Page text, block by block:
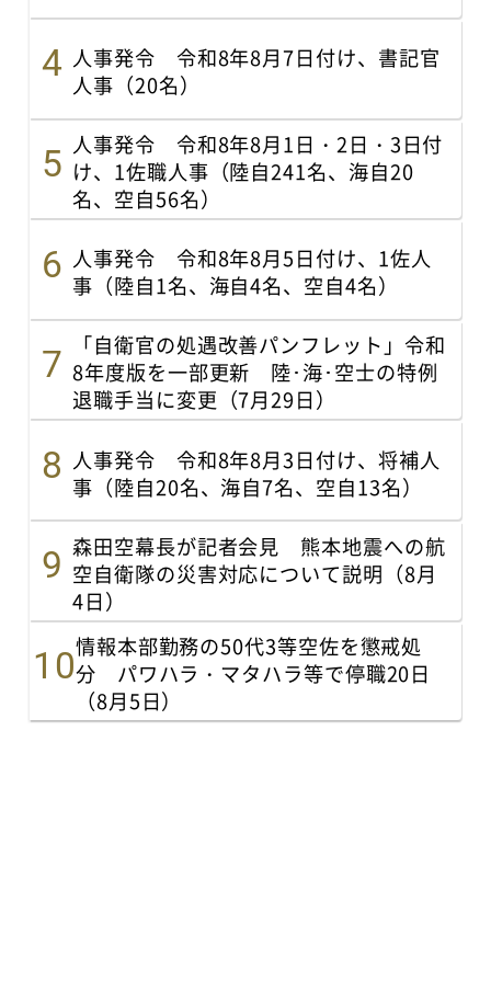
人事発令 令和8年8月7日付け、書記官
人事（20名）
人事発令 令和8年8月1日・2日・3日付
け、1佐職人事（陸自241名、海自20
名、空自56名）
人事発令 令和8年8月5日付け、1佐人
事（陸自1名、海自4名、空自4名）
「自衛官の処遇改善パンフレット」令和
8年度版を一部更新 陸･海･空士の特例
退職手当に変更（7月29日）
人事発令 令和8年8月3日付け、将補人
事（陸自20名、海自7名、空自13名）
森田空幕長が記者会見 熊本地震への航
空自衛隊の災害対応について説明（8月
4日）
情報本部勤務の50代3等空佐を懲戒処
分 パワハラ・マタハラ等で停職20日
（8月5日）